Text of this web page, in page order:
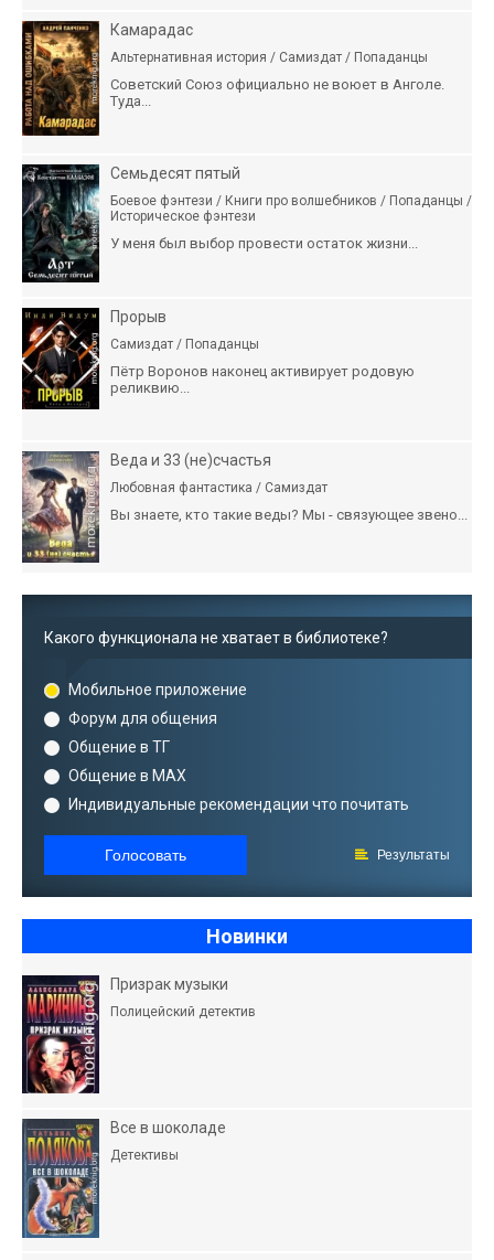
Камарадас
Альтернативная история / Самиздат / Попаданцы
Советский Союз официально не воюет в Анголе.
Туда...
Семьдесят пятый
Боевое фэнтези / Книги про волшебников / Попаданцы /
Историческое фэнтези
У меня был выбор провести остаток жизни...
Прорыв
Самиздат / Попаданцы
Пётр Воронов наконец активирует родовую
реликвию...
Веда и 33 (не)счастья
Любовная фантастика / Самиздат
Вы знаете, кто такие веды? Мы - связующее звено...
Какого функционала не хватает в библиотеке?
Мобильное приложение
Форум для общения
Общение в ТГ
Общение в MAX
Индивидуальные рекомендации что почитать
Голосовать Результаты
Новинки
Призрак музыки
Полицейский детектив
Все в шоколаде
Детективы